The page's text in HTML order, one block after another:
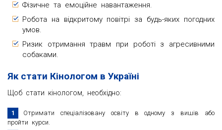
Фізичне та емоційне навантаження.
Робота на відкритому повітрі за будь-яких погодних
умов.
Ризик отримання травм при роботі з агресивними
собаками.
Як стати Кінологом в Україні
Щоб стати кінологом, необхідно:
Отримати спеціалізовану освіту в одному з вишів або
пройти курси.